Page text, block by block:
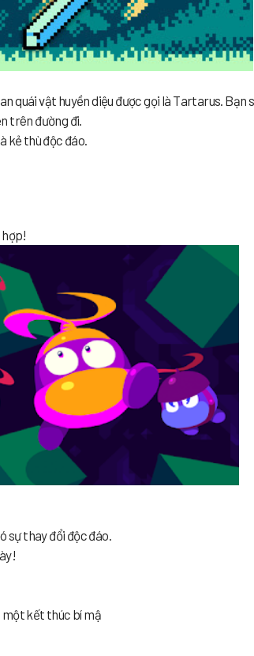
quái vật huyền diệu được gọi là Tartarus. Bạn
trên đường đi.
kẻ thù độc đáo.
hợp!
sự thay đổi độc đáo.
một kết thúc bí mậ